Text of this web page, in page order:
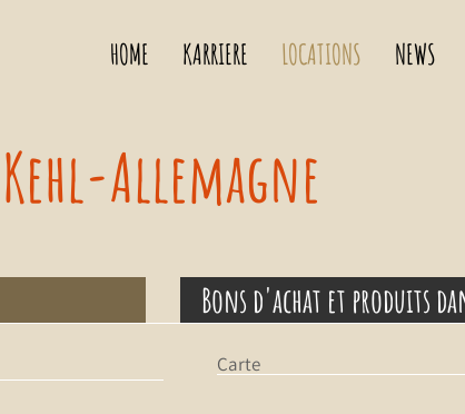
HOME KARRIERE LOCATIONS NEWS
Kehl-Allemagne
Bons d'achat et produits
Carte